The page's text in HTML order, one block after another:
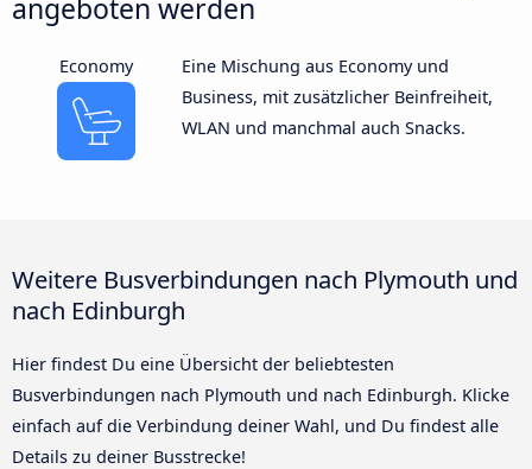
angeboten werden
Economy
Eine Mischung aus Economy und
Business, mit zusätzlicher Beinfreiheit,
WLAN und manchmal auch Snacks.
Weitere Busverbindungen nach Plymouth und
nach Edinburgh
Hier findest Du eine Übersicht der beliebtesten
Busverbindungen nach Plymouth und nach Edinburgh. Klicke
einfach auf die Verbindung deiner Wahl, und Du findest alle
Details zu deiner Busstrecke!